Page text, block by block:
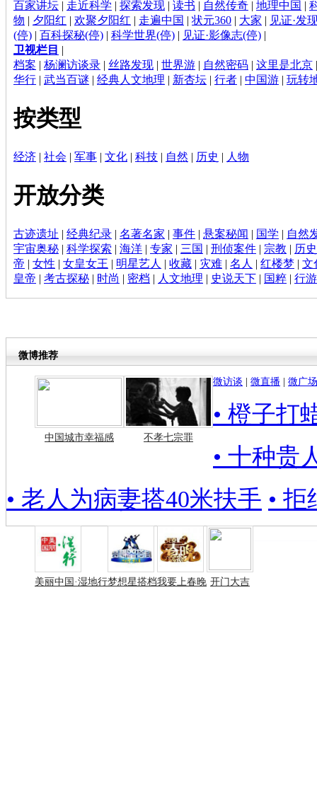
百家讲坛 | 走近科学 | 探索发现 | 读书 | 自然传奇 | 地理中国 |
物 | 夕阳红 | 欢聚夕阳红 | 走遍中国 | 状元360 | 大家 | 见证·发
(停) | 百科探秘(停) | 科学世界(停) | 见证·影像志(停) |
卫视栏目 |
档案 | 杨澜访谈录 | 丝路发现 | 世界游 | 自然密码 | 这里是北京
华行 | 武当百谜 | 经典人文地理 | 新杏坛 | 行者 | 中国游 | 玩转
按类型
经济 | 社会 | 军事 | 文化 | 科技 | 自然 | 历史 | 人物
开放分类
古迹遗址 | 经典纪录 | 名著名家 | 事件 | 悬案秘闻 | 国学 | 自然
宇宙奥秘 | 科学探索 | 海洋 | 专家 | 三国 | 刑侦案件 | 宗教 | 历
帝 | 女性 | 女皇女王 | 明星艺人 | 收藏 | 灾难 | 名人 | 红楼梦 | 文
皇帝 | 考古探秘 | 时尚 | 密档 | 人文地理 | 史说天下 | 国粹 | 行游
微博推荐
中国城市幸福感 不孝七宗罪
微访谈 微直播 微广场
• 橙子打
• 十种贵
• 老人为病妻搭40米扶手 •
美丽中国·湿地行梦想星搭档我要上春晚 开门大吉